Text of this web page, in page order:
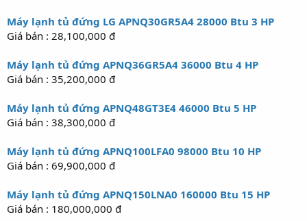
Máy lạnh tủ đứng LG APNQ30GR5A4 28000 Btu 3 HP
Giá bán : 28,100,000 đ
Máy lạnh tủ đứng APNQ36GR5A4 36000 Btu 4 HP
Giá bán : 35,200,000 đ
Máy lạnh tủ đứng APNQ48GT3E4 46000 Btu 5 HP
Giá bán : 38,300,000 đ
Máy lạnh tủ đứng APNQ100LFA0 98000 Btu 10 HP
Giá bán : 69,900,000 đ
Máy lạnh tủ đứng APNQ150LNA0 160000 Btu 15 HP
Giá bán : 180,000,000 đ